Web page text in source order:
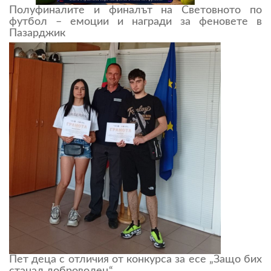
Полуфиналите и финалът на Световното по
футбол – емоции и награди за феновете в
Пазарджик
Пет деца с отличия от конкурса за есе „Защо бих